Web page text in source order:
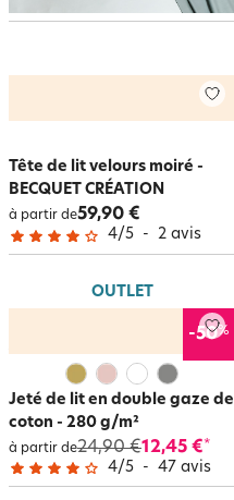
Tête de lit velours moiré -
BECQUET CRÉATION
à partir de59,90 €
4/5 - 2 avis
OUTLET
-50%
Jeté de lit en double gaze de
coton - 280 g/m²
à partir de24,90 €12,45 €*
4/5 - 47 avis